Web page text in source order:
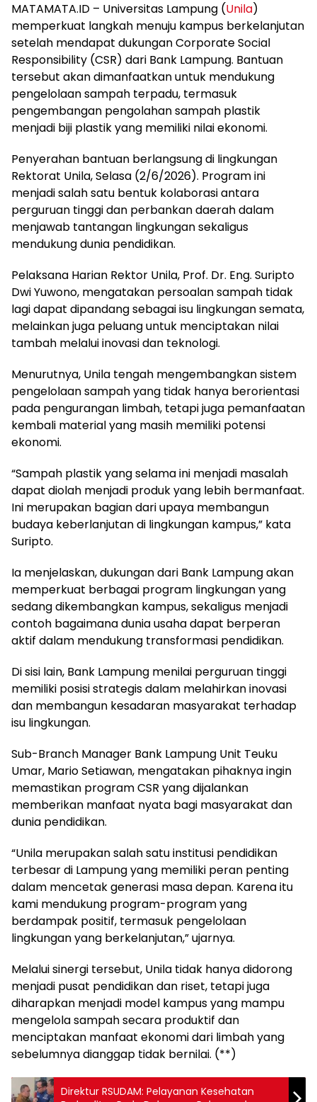
MATAMATA.ID – Universitas Lampung (Unila)
memperkuat langkah menuju kampus berkelanjutan
setelah mendapat dukungan Corporate Social
Responsibility (CSR) dari Bank Lampung. Bantuan
tersebut akan dimanfaatkan untuk mendukung
pengelolaan sampah terpadu, termasuk
pengembangan pengolahan sampah plastik
menjadi biji plastik yang memiliki nilai ekonomi.
Penyerahan bantuan berlangsung di lingkungan
Rektorat Unila, Selasa (2/6/2026). Program ini
menjadi salah satu bentuk kolaborasi antara
perguruan tinggi dan perbankan daerah dalam
menjawab tantangan lingkungan sekaligus
mendukung dunia pendidikan.
Pelaksana Harian Rektor Unila, Prof. Dr. Eng. Suripto
Dwi Yuwono, mengatakan persoalan sampah tidak
lagi dapat dipandang sebagai isu lingkungan semata,
melainkan juga peluang untuk menciptakan nilai
tambah melalui inovasi dan teknologi.
Menurutnya, Unila tengah mengembangkan sistem
pengelolaan sampah yang tidak hanya berorientasi
pada pengurangan limbah, tetapi juga pemanfaatan
kembali material yang masih memiliki potensi
ekonomi.
“Sampah plastik yang selama ini menjadi masalah
dapat diolah menjadi produk yang lebih bermanfaat.
Ini merupakan bagian dari upaya membangun
budaya keberlanjutan di lingkungan kampus,” kata
Suripto.
Ia menjelaskan, dukungan dari Bank Lampung akan
memperkuat berbagai program lingkungan yang
sedang dikembangkan kampus, sekaligus menjadi
contoh bagaimana dunia usaha dapat berperan
aktif dalam mendukung transformasi pendidikan.
Di sisi lain, Bank Lampung menilai perguruan tinggi
memiliki posisi strategis dalam melahirkan inovasi
dan membangun kesadaran masyarakat terhadap
isu lingkungan.
Sub-Branch Manager Bank Lampung Unit Teuku
Umar, Mario Setiawan, mengatakan pihaknya ingin
memastikan program CSR yang dijalankan
memberikan manfaat nyata bagi masyarakat dan
dunia pendidikan.
“Unila merupakan salah satu institusi pendidikan
terbesar di Lampung yang memiliki peran penting
dalam mencetak generasi masa depan. Karena itu
kami mendukung program-program yang
berdampak positif, termasuk pengelolaan
lingkungan yang berkelanjutan,” ujarnya.
Melalui sinergi tersebut, Unila tidak hanya didorong
menjadi pusat pendidikan dan riset, tetapi juga
diharapkan menjadi model kampus yang mampu
mengelola sampah secara produktif dan
menciptakan manfaat ekonomi dari limbah yang
sebelumnya dianggap tidak bernilai. (**)
Direktur RSUDAM: Pelayanan Kesehatan